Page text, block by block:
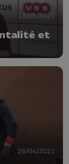
13/05/2021
et
26/04/2021